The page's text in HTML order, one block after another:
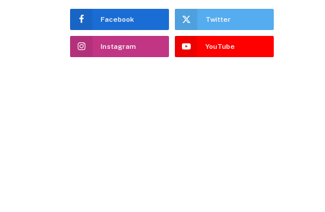
Facebook Twitter
Instagram YouTube